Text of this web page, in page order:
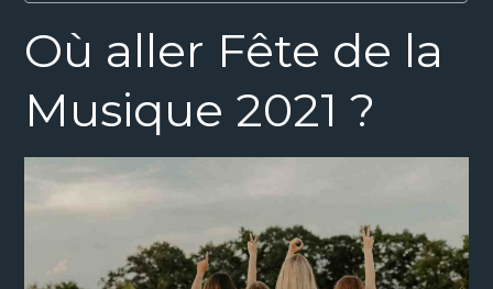
Où aller Fête de la
Musique 2021 ?